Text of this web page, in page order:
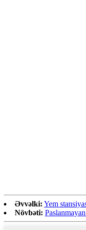
Əvvəlki: Yem
Növbəti: